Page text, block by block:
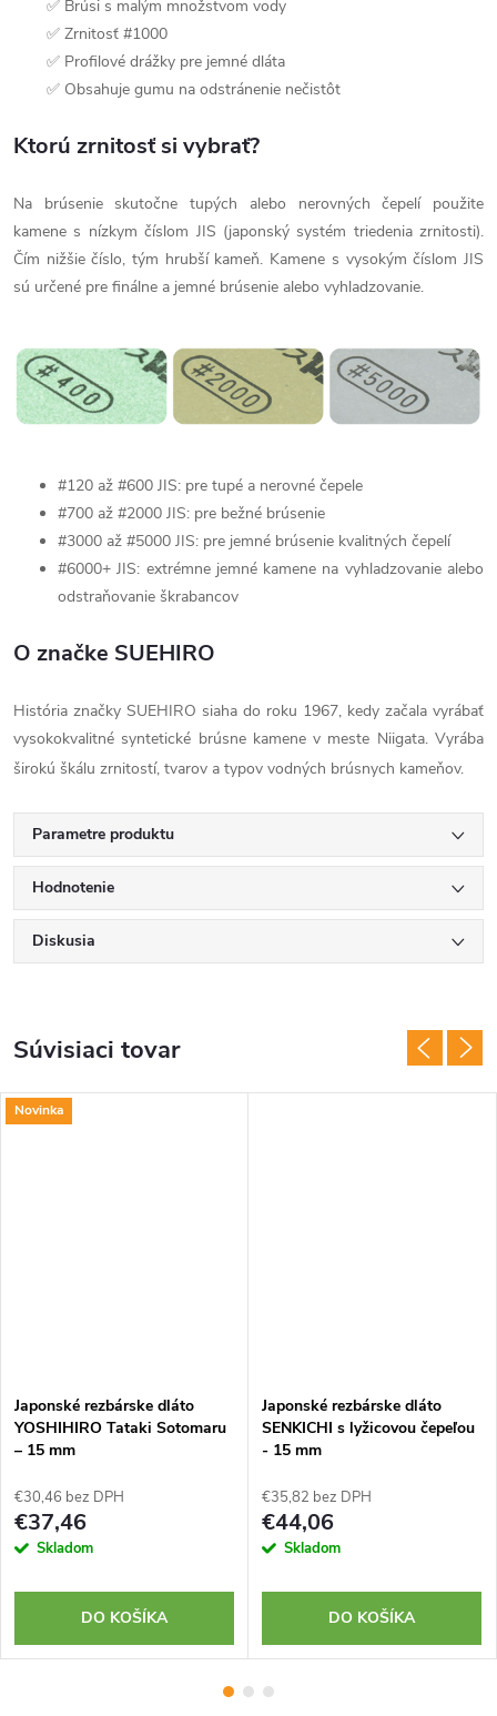
✅ Brúsi s malým množstvom vody
✅ Zrnitosť #1000
✅ Profilové drážky pre jemné dláta
✅ Obsahuje gumu na odstránenie nečistôt
Ktorú zrnitosť si vybrať?
Na brúsenie skutočne tupých alebo nerovných čepelí použite
kamene s nízkym číslom JIS (japonský systém triedenia zrnitosti).
Čím nižšie číslo, tým hrubší kameň. Kamene s vysokým číslom JIS
sú určené pre finálne a jemné brúsenie alebo vyhladzovanie.
#120 až #600 JIS: pre tupé a nerovné čepele
#700 až #2000 JIS: pre bežné brúsenie
#3000 až #5000 JIS: pre jemné brúsenie kvalitných čepelí
#6000+ JIS: extrémne jemné kamene na vyhladzovanie alebo
odstraňovanie škrabancov
O značke SUEHIRO
História značky SUEHIRO siaha do roku 1967, kedy začala vyrábať
vysokokvalitné syntetické brúsne kamene v meste Niigata. Vyrába
širokú škálu zrnitostí, tvarov a typov vodných brúsnych kameňov.
Parametre produktu
Hodnotenie
Diskusia
Súvisiaci tovar
Novinka
Japonské rezbárske dláto
YOSHIHIRO Tataki Sotomaru
– 15 mm
€30,46 bez DPH
€37,46
Skladom
DO KOŠÍKA
Japonské rezbárske dláto
SENKICHI s lyžicovou čepeľou
- 15 mm
€35,82 bez DPH
€44,06
Skladom
DO KOŠÍKA